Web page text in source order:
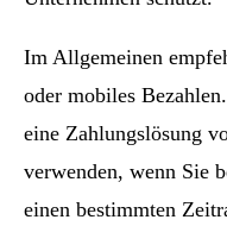
Im Allgemeinen
oder mobiles
eine Zahlungslösung
verwenden, wenn Sie
einen bestimmten